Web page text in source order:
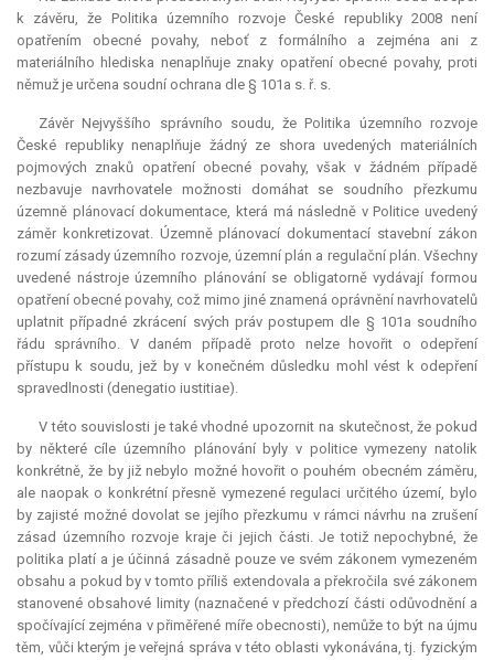
k závěru, že Politika územního rozvoje České republiky 2008 není
opatřením obecné povahy, neboť z formálního a zejména ani z
materiálního hlediska nenaplňuje znaky opatření obecné povahy, proti
němuž je určena soudní ochrana dle § 101a s. ř. s.
Závěr Nejvyššího správního soudu, že Politika územního rozvoje
České republiky nenaplňuje žádný ze shora uvedených materiálních
pojmových znaků opatření obecné povahy, však v žádném případě
nezbavuje navrhovatele možnosti domáhat se soudního přezkumu
územně plánovací dokumentace, která má následně v Politice uvedený
záměr konkretizovat. Územně plánovací dokumentací stavební zákon
rozumí zásady územního rozvoje, územní plán a regulační plán. Všechny
uvedené nástroje územního plánování se obligatorně vydávají formou
opatření obecné povahy, což mimo jiné znamená oprávnění navrhovatelů
uplatnit případné zkrácení svých práv postupem dle § 101a soudního
řádu správního. V daném případě proto nelze hovořit o odepření
přístupu k soudu, jež by v konečném důsledku mohl vést k odepření
spravedlnosti (denegatio iustitiae).
V této souvislosti je také vhodné upozornit na skutečnost, že pokud
by některé cíle územního plánování byly v politice vymezeny natolik
konkrétně, že by již nebylo možné hovořit o pouhém obecném záměru,
ale naopak o konkrétní přesně vymezené regulaci určitého území, bylo
by zajisté možné dovolat se jejího přezkumu v rámci návrhu na zrušení
zásad územního rozvoje kraje či jejich části. Je totiž nepochybné, že
politika platí a je účinná zásadně pouze ve svém zákonem vymezeném
obsahu a pokud by v tomto příliš extendovala a překročila své zákonem
stanovené obsahové limity (naznačené v předchozí části odůvodnění a
spočívající zejména v přiměřené míře obecnosti), nemůže to být na újmu
těm, vůči kterým je veřejná správa v této oblasti vykonávána, tj. fyzickým